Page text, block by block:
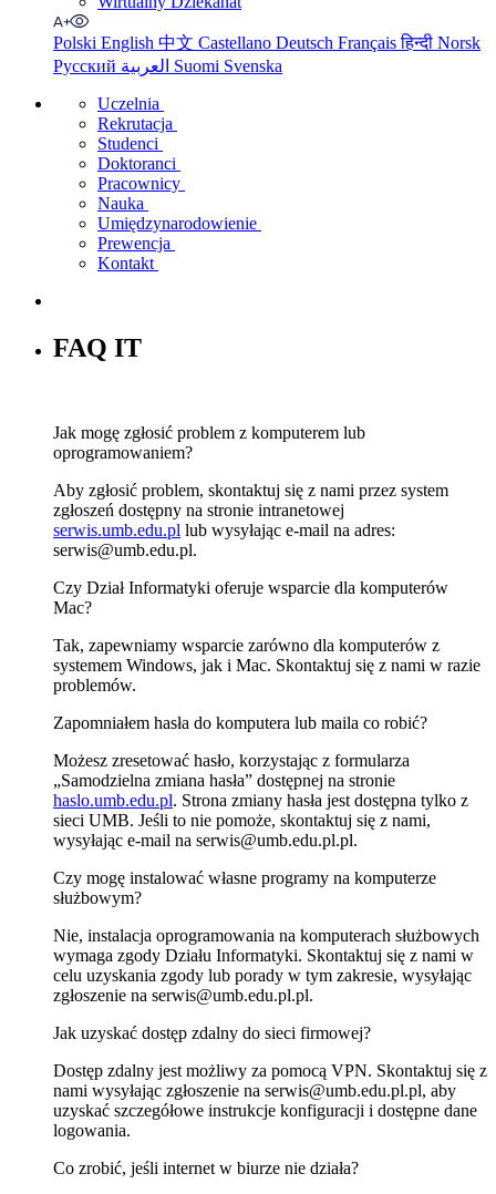
Polski English 中文 Castellano Deutsch Françaisहिन्दी Norsk
Русский
Suomi Svenska
Uczelnia
Rekrutacja
Studenci
Doktoranci
Pracownicy
Nauka
Umiędzynarodowienie
Prewencja
Kontakt
FAQ IT
Jak mogę zgłosić problem z komputerem lub
oprogramowaniem?
Aby zgłosić problem, skontaktuj się z nami przez system
zgłoszeń dostępny na stronie intranetowej
serwis.umb.edu.pl lub wysyłając e-mail na adres:
serwis@umb.edu.pl.
Czy Dział Informatyki oferuje wsparcie dla komputerów
Mac?
Tak, zapewniamy wsparcie zarówno dla komputerów z
systemem Windows, jak i Mac. Skontaktuj się z nami w razie
problemów.
Zapomniałem hasła do komputera lub maila co robić?
Możesz zresetować hasło, korzystając z formularza
„Samodzielna zmiana hasła” dostępnej na stronie
haslo.umb.edu.pl. Strona zmiany hasła jest dostępna tylko z
sieci UMB. Jeśli to nie pomoże, skontaktuj się z nami,
wysyłając e-mail na serwis@umb.edu.pl.pl.
Czy mogę instalować własne programy na komputerze
służbowym?
Nie, instalacja oprogramowania na komputerach służbowych
wymaga zgody Działu Informatyki. Skontaktuj się z nami w
celu uzyskania zgody lub porady w tym zakresie, wysyłając
zgłoszenie na serwis@umb.edu.pl.pl.
Jak uzyskać dostęp zdalny do sieci firmowej?
Dostęp zdalny jest możliwy za pomocą VPN. Skontaktuj się z
nami wysyłając zgłoszenie na serwis@umb.edu.pl.pl, aby
uzyskać szczegółowe instrukcje konfiguracji i dostępne dane
logowania.
Co zrobić, jeśli internet w biurze nie działa?